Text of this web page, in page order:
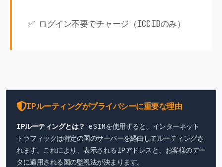
✅ ログイン不要でチャージ（ICCIDのみ）
IPルーティングがプライバシーに重要な理由
IPルーティングとは？ eSIMを使用すると、インターネット
トラフィックは特定の国のサーバーを経由してルーティングさ
れます。これにより、表示されるIPアドレスと、お客様のデー
タに適用される国の監視法が決まります。